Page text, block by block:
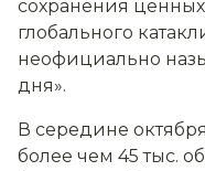
сохранения
глобального
неофициально
дня».
В середине
более чем 45 тыс.